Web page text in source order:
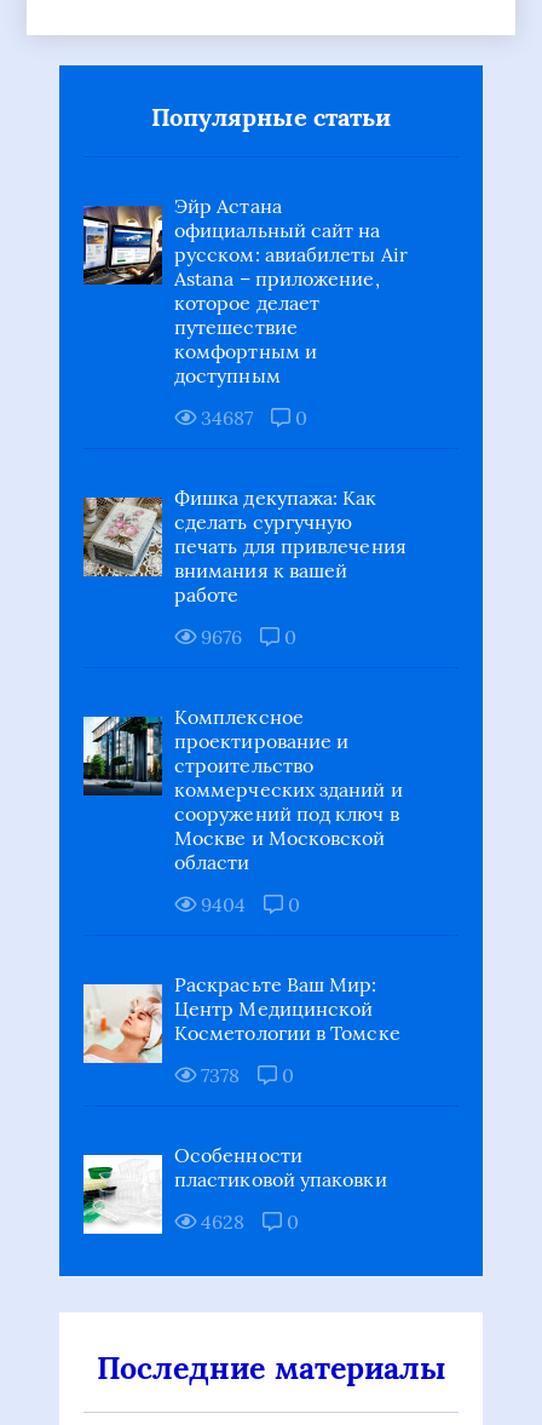
Популярные статьи
Эйр Астана
официальный сайт на
русском: авиабилеты Air
Astana – приложение,
которое делает
путешествие
комфортным и
доступным
34687
0
Фишка декупажа: Как
сделать сургучную
печать для привлечения
внимания к вашей
работе
9676
0
Комплексное
проектирование и
строительство
коммерческих зданий и
сооружений под ключ в
Москве и Московской
области
9404
0
Раскрасьте Ваш Мир:
Центр Медицинской
Косметологии в Томске
7378
0
Особенности
пластиковой упаковки
4628
0
Последние материалы